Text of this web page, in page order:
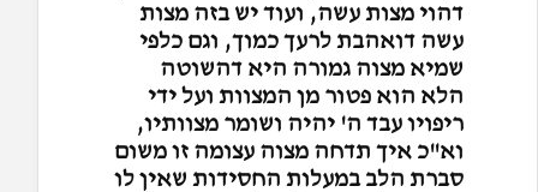
דהוי מצות עשה, ועוד יש בזה מצות
עשה דואהבת לרעך כמוך, וגם כלפי
שמיא מצוה גמורה היא דהשוטה
הלא הוא פטור מן המצוות ועל ידי
ריפויו עבד ה' יהיה ושומר מצוותיו,
וא"כ איך תדחה מצוה עצומה זו משום
סברת הלב במעלות החסידות שאין לו